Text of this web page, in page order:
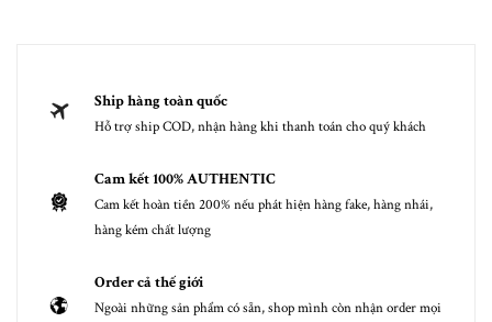
Ship hàng toàn quốc
Hỗ trợ ship COD, nhận hàng khi thanh toán cho quý khách
Cam kết 100% AUTHENTIC
Cam kết hoàn tiền 200% nếu phát hiện hàng fake, hàng nhái,
hàng kém chất lượng
Order cả thế giới
Ngoài những sản phẩm có sẵn, shop mình còn nhận order mọi